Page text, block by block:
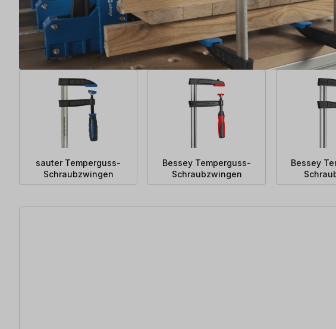
sauter Temperguss-
Schraubzwingen
Bessey Temperguss-
Schraubzwingen
Bessey
40 Artikel gefunden